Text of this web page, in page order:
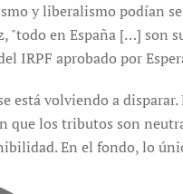
y liberalismo podían
"todo en España […] son
IRPF aprobado por
está volviendo a
que los tributos son
En el fondo, lo